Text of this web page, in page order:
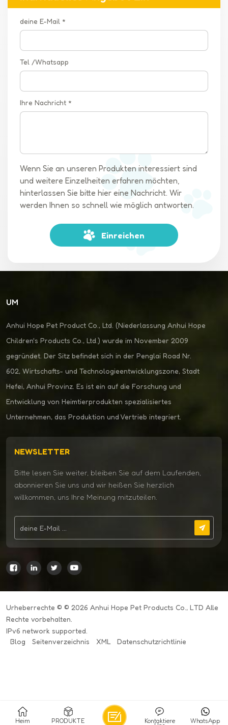
deine E-Mail *
Tel /Whatsapp
Ihre Nachricht *
Wenn Sie an unseren Produkten interessiert sind
und weitere Einzelheiten erfahren möchten,
hinterlassen Sie bitte hier eine Nachricht. Wir
werden Ihnen so schnell wie möglich antworten.
Einreichen
UM
Anhui Hope Pet Product Co., Ltd. (Niederlassung Anhui Hope
Children's Products Co., Ltd.) wurde im November 2009
gegründet. Der Sitz befindet sich in der Penglai Road Nr.
602, Wirtschafts- und Technologieentwicklungszone, Stadt
Hefei, Anhui Provinz. Es ist ein auf die Forschung und
Entwicklung von Heimtierprodukten spezialisiertes
Unternehmen, das Produktion und Vertrieb integriert.
NEWSLETTER
Bitte lesen Sie weiter, bleiben Sie auf dem Laufenden,
abonnieren Sie uns und wir heißen Sie herzlich
willkommen, uns Ihre Meinung mitzuteilen.
Urheberrechte © © 2026 Anhui Hope Pet Products Co., LTD Alle
Rechte vorbehalten.
IPv6 network supported.
Blog
Seitenverzeichnis XML Datenschutzrichtlinie
Heim PRODUKTE WhatsApp
Kontaktiere